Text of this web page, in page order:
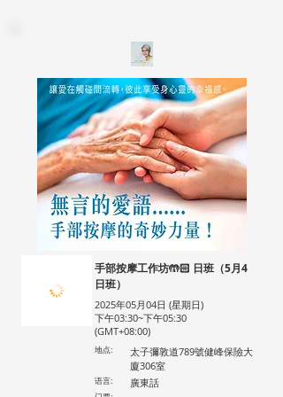
手部按摩工作坊🤲🏻 日班（5月4
日班）
2025年05月04日 (星期日)
下午03:30~下午05:30
(GMT+08:00)
地点:
太子彌敦道789號健峰保險大
廈306室
语言: 廣東話